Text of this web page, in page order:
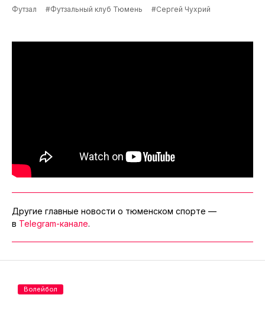
Футзал
#Футзальный клуб Тюмень #Сергей Чухрий
Другие главные новости о тюменском спорте —
в Telegram-канале.
Волейбол